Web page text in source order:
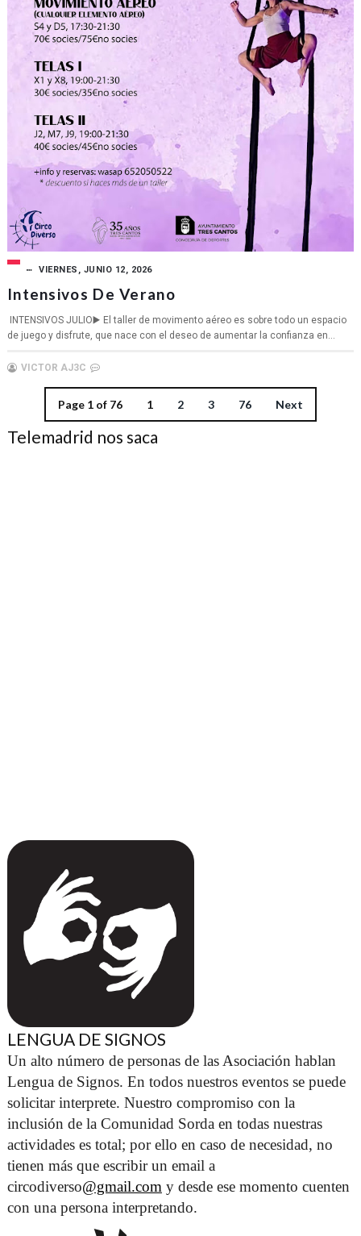
VIERNES, JUNIO 12, 2026
Intensivos De Verano
INTENSIVOS JULIO▶️ El taller de movimento aéreo es sobre todo un espacio
de juego y disfrute, que nace con el deseo de aumentar la confianza en...
VICTOR AJ3C
Page 1 of 76 1 2 3 76 Next
Telemadrid nos saca
LENGUA DE SIGNOS
Un alto número de personas de las Asociación hablan
Lengua de Signos. En todos nuestros eventos se puede
solicitar interprete. Nuestro compromiso con la
inclusión de la Comunidad Sorda en todas nuestras
actividades es total; por ello en caso de necesidad, no
tienen más que escribir un email a
circodiverso@gmail.com y desde ese momento cuenten
con una persona interpretando.